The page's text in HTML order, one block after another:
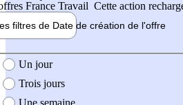
France Travail Cette action
filtres de Date de création de l'offre
création de l'offre
Un jour
Trois jours
Une semaine